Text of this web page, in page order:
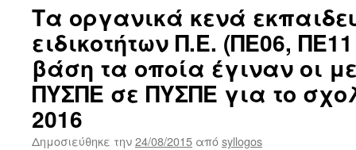
Τα οργανικά κενά
ειδικοτήτων Π.Ε. (ΠΕ06,
βάση τα οποία έγιναν οι
ΠΥΣΠΕ σε ΠΥΣΠΕ για το
2016
Δημοσιεύθηκε την24/08/2015 απόsyllogos